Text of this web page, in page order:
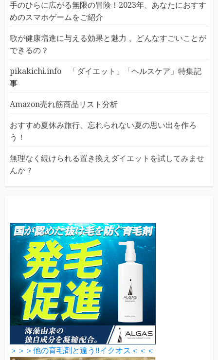
手のひらに広がる無限の冒険！2023年、あなたにおすす
めのスマホゲームをご紹介
歌が健康増進に与える効果と魅力 、どんなすごいことが
できるの？
pikakichi.info 「ダイエット」「ヘルスケア」特集記
事
Amazon売れ筋商品リスト分析
おすすめ夏休み旅行、忘れられない夏の思い出を作ろ
う！
無理なく続けられる置き換えダイエットを試してみませ
んか？
＞＞＞他の育毛剤と違う‼イクオス＜＜＜